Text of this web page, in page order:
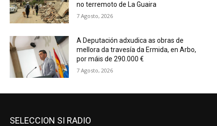
no terremoto de La Guaira
7 Agosto, 2026
A Deputación adxudica as obras de
mellora da travesía da Ermida, en Arbo,
por máis de 290.000 €
7 Agosto, 2026
SELECCION SI RADIO